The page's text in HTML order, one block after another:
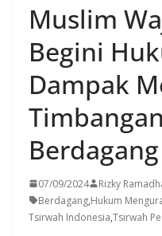
Muslim
Begini
Dampak
Berdagang
07/09/2024 Rizky
Berdagang,Hukum
Tsirwah Indonesia,Tsirwah